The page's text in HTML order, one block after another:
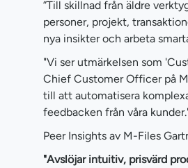
”Till skillnad från äldre
personer, projekt,
nya insikter och arbeta
"Vi ser utmärkelsen som
Chief Customer Officer på
till att automatisera
feedbacken från våra
Peer Insights av M-Files
"Avslöjar intuitiv, prisvärd